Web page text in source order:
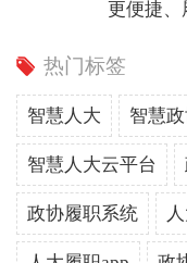
更便捷、
热门标签
智慧人大 智慧
智慧人大云平台
政协履职系统